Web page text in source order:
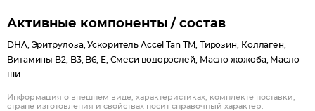
Активные компоненты / состав
DHA, Эритрулоза, Ускоритель Accel Tan TM, Тирозин, Коллаген,
Витамины B2, B3, B6, E, Смеси водорослей, Масло жожоба, Масло
ши.
Информация о внешнем виде, характеристиках, комплекте поставки,
стране изготовления и свойствах носит справочный характер.